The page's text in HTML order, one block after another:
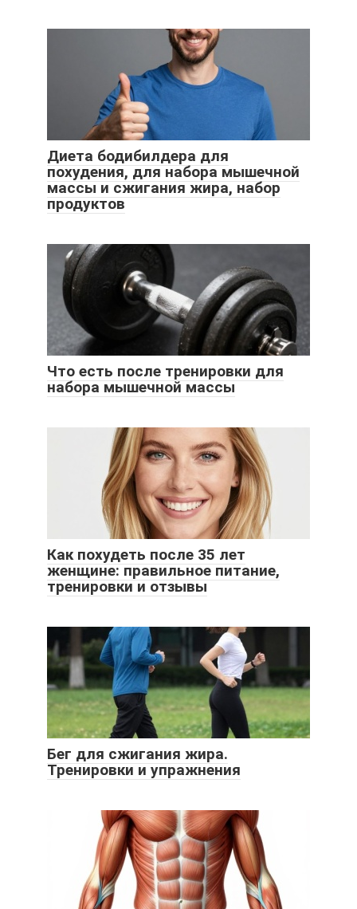
Диета бодибилдера для
похудения, для набора мышечной
массы и сжигания жира, набор
продуктов
Что есть после тренировки для
набора мышечной массы
Как похудеть после 35 лет
женщине: правильное питание,
тренировки и отзывы
Бег для сжигания жира.
Тренировки и упражнения